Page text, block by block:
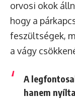
orvosi okok
hogy a
feszültségek,
a vágy
A
hanem